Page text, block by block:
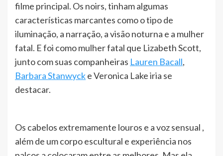
filme principal. Os noirs, tinham algumas
características marcantes como o tipo de
iluminação, a narração, a visão noturna e a mulher
fatal. E foi como mulher fatal que Lizabeth Scott,
junto com suas companheiras Lauren Bacall,
Barbara Stanwycke Veronica Lake iria se
destacar.
Os cabelos extremamente louros e a voz sensual ,
além de um corpo escultural e experiência nos